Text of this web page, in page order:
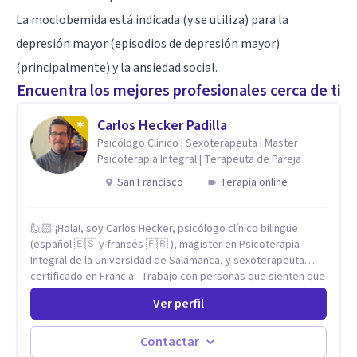
La moclobemida está indicada (y se utiliza) para la
depresión mayor (episodios de depresión mayor)
(principalmente) y la ansiedad social.
Encuentra los mejores profesionales cerca de ti
Carlos Hecker Padilla
Psicólogo Clínico | Sexoterapeuta I Master
Psicoterapia Integral | Terapeuta de Pareja
San Francisco
Terapia online
🙋🏻 ¡Hola!, soy Carlos Hecker, psicólogo clínico bilingüe
(español 🇪🇸 y francés 🇫🇷 ), magister en Psicoterapia
Integral de la Universidad de Salamanca, y sexoterapeuta
certificado en Francia. Trabajo con personas que sienten que
algo en su vida dejó de calzar: ansiedad que se desborda,
tristeza que no se va, duelos que se alargan, relaciones que
repiten el mismo patrón o preguntas en torno a la sexualidad
y la identidad que necesitan un espacio seguro para ser
Ver perfil
Contactar